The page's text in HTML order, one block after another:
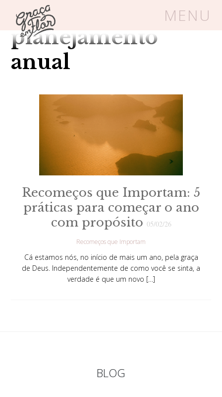
MENU
Um espaço seguro onde mulheres
cristãs podem florescer em Cristo
BLOG
SOBRE
FRUTÍFERAS
Tag Arquivos:
planejamento
anual
Recomeços que Importam: 5
práticas para começar o ano
com propósito 05/02/26
Recomeços que Importam
Cá estamos nós, no início de mais um ano, pela graça
de Deus. Independentemente de como você se sinta, a
verdade é que um novo […]
BLOG